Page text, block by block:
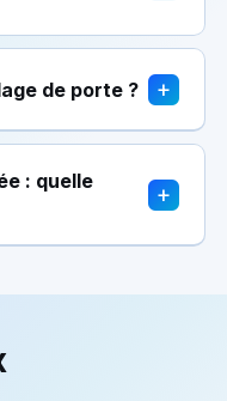
de porte ? +
: quelle
+